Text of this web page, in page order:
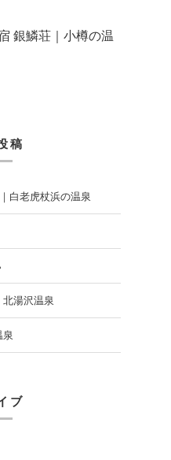
銀鱗荘｜小樽の温
稿
白老虎杖浜の温泉
湯沢温泉
泉
ブ